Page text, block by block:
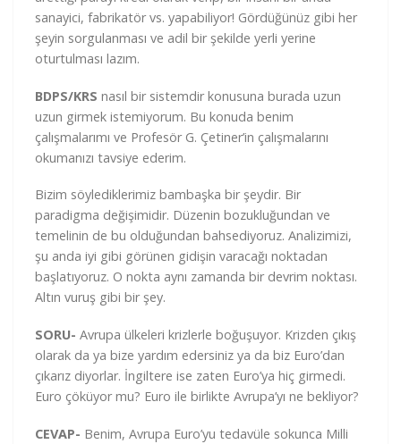
sanayici, fabrikatör vs. yapabiliyor! Gördüğünüz gibi her
şeyin sorgulanması ve adil bir şekilde yerli yerine
oturtulması lazım.
BDPS/KRS nasıl bir sistemdir konusuna burada uzun
uzun girmek istemiyorum. Bu konuda benim
çalışmalarımı ve Profesör G. Çetiner’in çalışmalarını
okumanızı tavsiye ederim.
Bizim söylediklerimiz bambaşka bir şeydir. Bir
paradigma değişimidir. Düzenin bozukluğundan ve
temelinin de bu olduğundan bahsediyoruz. Analizimizi,
şu anda iyi gibi görünen gidişin varacağı noktadan
başlatıyoruz. O nokta aynı zamanda bir devrim noktası.
Altın vuruş gibi bir şey.
SORU- Avrupa ülkeleri krizlerle boğuşuyor. Krizden çıkış
olarak da ya bize yardım edersiniz ya da biz Euro’dan
çıkarız diyorlar. İngiltere ise zaten Euro’ya hiç girmedi.
Euro çöküyor mu? Euro ile birlikte Avrupa’yı ne bekliyor?
CEVAP- Benim, Avrupa Euro’yu tedavüle sokunca Milli